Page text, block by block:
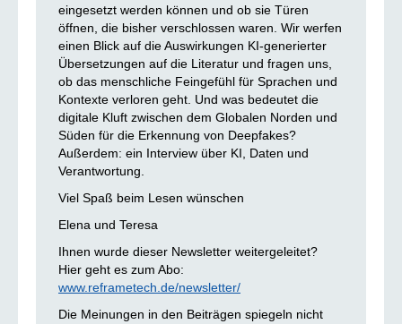
eingesetzt werden können und ob sie Türen
öffnen, die bisher verschlossen waren. Wir werfen
einen Blick auf die Auswirkungen KI-generierter
Übersetzungen auf die Literatur und fragen uns,
ob das menschliche Feingefühl für Sprachen und
Kontexte verloren geht. Und was bedeutet die
digitale Kluft zwischen dem Globalen Norden und
Süden für die Erkennung von Deepfakes?
Außerdem: ein Interview über KI, Daten und
Verantwortung.
Viel Spaß beim Lesen wünschen
Elena und Teresa
Ihnen wurde dieser Newsletter weitergeleitet?
Hier geht es zum Abo:
www.reframetech.de/newsletter/
Die Meinungen in den Beiträgen spiegeln nicht